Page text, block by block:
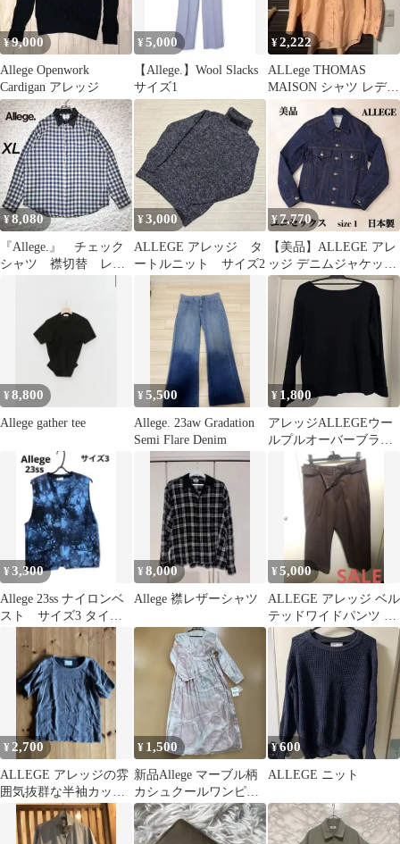
¥9,000
Allege Openwork
Cardigan アレッジ
¥5,000
【Allege.】Wool Slacks
サイズ1
¥2,222
ALLege THOMAS
MAISON シャツ レディ
ース オーバーサイズ
¥8,080
『Allege.』 チェック
シャツ 襟切替 レザ
¥3,000
ALLEGE アレッジ タ
ートルニット サイズ2
¥ 7,770
【美品】ALLEGE アレ
ッジ デニムジャケット
1 濃紺 ユニセックス
¥8,800
Allege gather tee
¥5,500
Allege. 23aw Gradation
Semi Flare Denim
¥ 1,800
アレッジALLEGEウー
ルプルオーバーブラウ
¥3,300
Allege 23ss ナイロンベ
スト サイズ3 タイダ
¥8,000
Allege 襟レザーシャツ
¥5,000
ALLEGE アレッジ ベル
テッドワイドパンツ サ
イズ2 ブラウン
¥ 2,700
ALLEGE アレッジの雰
囲気抜群な半袖カット
ソー
¥ 1,500
新品Allege マーブル柄
カシュクールワンピー
ス 長袖
¥600
ALLEGE ニット